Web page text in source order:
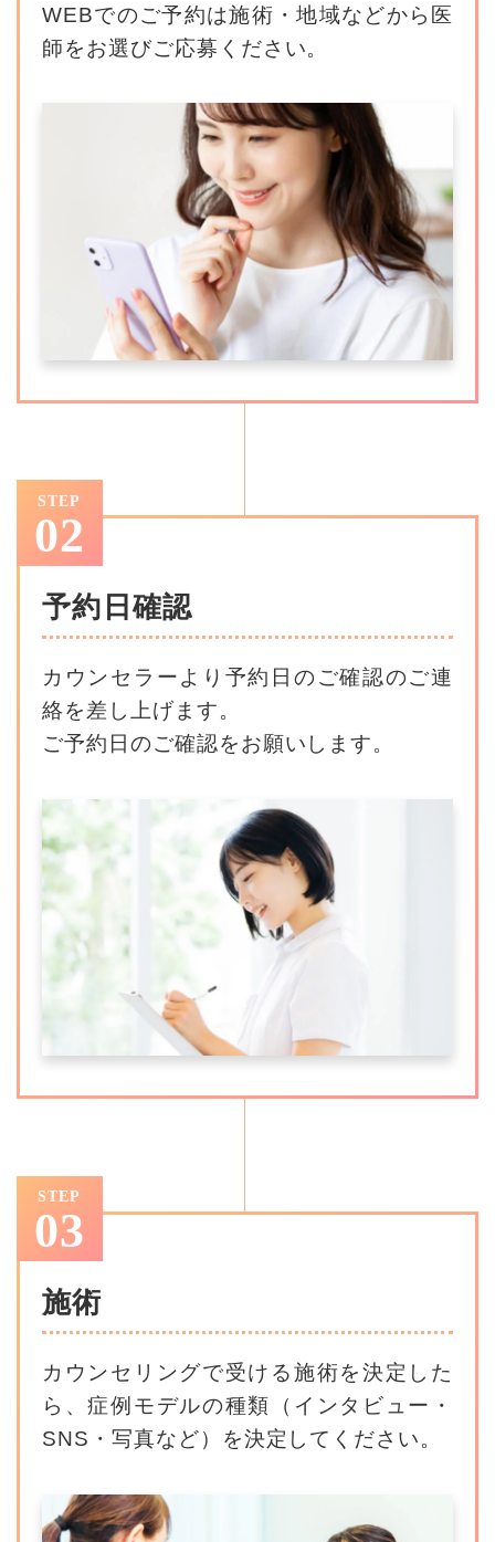
WEBでのご予約は施術・地域などから医
師をお選びご応募ください。
STEP
02
予約日確認
カウンセラーより予約日のご確認のご連
絡を差し上げます。
ご予約日のご確認をお願いします。
STEP
03
施術
カウンセリングで受ける施術を決定した
ら、症例モデルの種類（インタビュー・
SNS・写真など）を決定してください。